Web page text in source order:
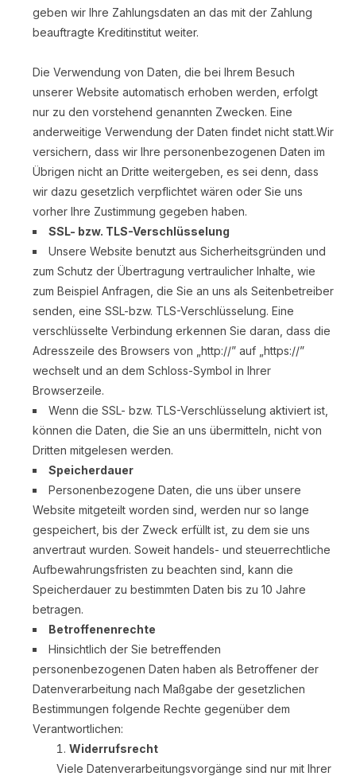
geben wir Ihre Zahlungsdaten an das mit der Zahlung
beauftragte Kreditinstitut weiter.
Die Verwendung von Daten, die bei Ihrem Besuch
unserer Website automatisch erhoben werden, erfolgt
nur zu den vorstehend genannten Zwecken. Eine
anderweitige Verwendung der Daten findet nicht statt.Wir
versichern, dass wir Ihre personenbezogenen Daten im
Übrigen nicht an Dritte weitergeben, es sei denn, dass
wir dazu gesetzlich verpflichtet wären oder Sie uns
vorher Ihre Zustimmung gegeben haben.
SSL- bzw. TLS-Verschlüsselung
Unsere Website benutzt aus Sicherheitsgründen und
zum Schutz der Übertragung vertraulicher Inhalte, wie
zum Beispiel Anfragen, die Sie an uns als Seitenbetreiber
senden, eine SSL-bzw. TLS-Verschlüsselung. Eine
verschlüsselte Verbindung erkennen Sie daran, dass die
Adresszeile des Browsers von „http://” auf „https://”
wechselt und an dem Schloss-Symbol in Ihrer
Browserzeile.
Wenn die SSL- bzw. TLS-Verschlüsselung aktiviert ist,
können die Daten, die Sie an uns übermitteln, nicht von
Dritten mitgelesen werden.
Speicherdauer
Personenbezogene Daten, die uns über unsere
Website mitgeteilt worden sind, werden nur so lange
gespeichert, bis der Zweck erfüllt ist, zu dem sie uns
anvertraut wurden. Soweit handels- und steuerrechtliche
Aufbewahrungsfristen zu beachten sind, kann die
Speicherdauer zu bestimmten Daten bis zu 10 Jahre
betragen.
Betroffenenrechte
Hinsichtlich der Sie betreffenden
personenbezogenen Daten haben als Betroffener der
Datenverarbeitung nach Maßgabe der gesetzlichen
Bestimmungen folgende Rechte gegenüber dem
Verantwortlichen:
Widerrufsrecht
Viele Datenverarbeitungsvorgänge sind nur mit Ihrer